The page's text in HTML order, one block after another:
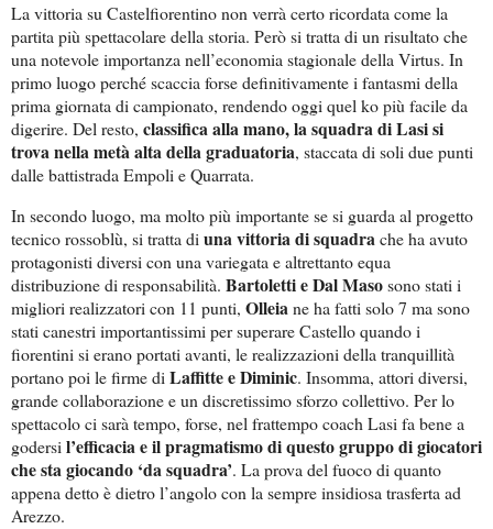
La vittoria su Castelfiorentino non verrà certo ricordata come la
partita più spettacolare della storia. Però si tratta di un risultato che
una notevole importanza nell’economia stagionale della Virtus. In
primo luogo perché scaccia forse definitivamente i fantasmi della
prima giornata di campionato, rendendo oggi quel ko più facile da
digerire. Del resto, classifica alla mano, la squadra di Lasi si
trova nella metà alta della graduatoria, staccata di soli due punti
dalle battistrada Empoli e Quarrata.
In secondo luogo, ma molto più importante se si guarda al progetto
tecnico rossoblù, si tratta di una vittoria di squadrache ha avuto
protagonisti diversi con una variegata e altrettanto equa
distribuzione di responsabilità. Bartoletti e Dal Masosono stati i
migliori realizzatori con 11 punti, Olleiane ha fatti solo 7 ma sono
stati canestri importantissimi per superare Castello quando i
fiorentini si erano portati avanti, le realizzazioni della tranquillità
portano poi le firme di Laffitte e Diminic. Insomma, attori diversi,
grande collaborazione e un discretissimo sforzo collettivo. Per lo
spettacolo ci sarà tempo, forse, nel frattempocoach Lasi fa bene a
godersi l’efficacia e il pragmatismo di questo gruppo di giocatori
che sta giocando ‘da squadra’. La prova del fuoco di quanto
appena detto è dietro l’angolo con la sempre insidiosa trasferta ad
Arezzo.